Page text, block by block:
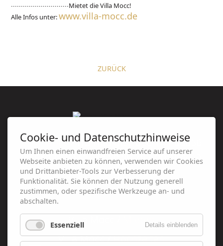
∙∙∙∙∙∙∙∙∙∙∙∙∙∙∙∙∙∙∙∙∙∙∙∙∙∙∙∙∙Mietet die Villa Mocc!
Alle Infos unter:www.villa-mocc.de
ZURÜCK
Villa Mocc/ Humboldtstraße 14 / 08056
Zwickau / 0375 . 28 96 90 70 / post@villa-
mocc.de
Villa Mocc /
Mieten
Villa Mocc /Hochzeiten
Cookie- und Datenschutzhinweise
Um Ihnen einen einwandfreien Service auf unserer
Webseite anbieten zu können, verwenden wir Cookies
und Drittanbieter-Tools zur Verbesserung der
Funktionalität. Sie können der Nutzung generell
zustimmen, oder spezifische Werkzeuge an- und
abschalten.
Essenziell Details einblenden